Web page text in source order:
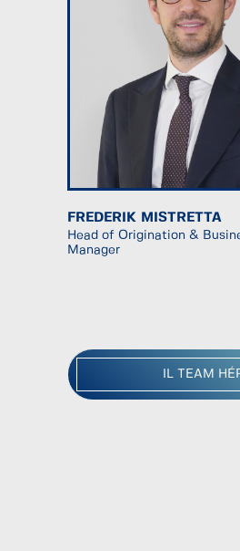
FREDERIK MISTRETTA
Head of Origination &
Manager
IL TEAM